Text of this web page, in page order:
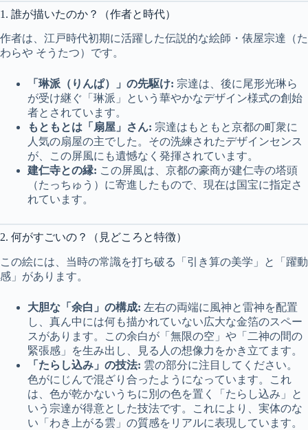
1. 誰が描いたのか？（作者と時代）
作者は、江戸時代初期に活躍した伝説的な絵師・俵屋宗達（た
わらや そうたつ）です。
「琳派（りんぱ）」の先駆け: 宗達は、後に尾形光琳ら
が受け継ぐ「琳派」という華やかなデザイン様式の創始
者とされています。
もともとは「扇屋」さん: 宗達はもともと京都の町衆に
人気の扇屋の主でした。その洗練されたデザインセンス
が、この屏風にも遺憾なく発揮されています。
建仁寺との縁: この屏風は、京都の豪商が建仁寺の塔頭
（たっちゅう）に寄進したもので、現在は国宝に指定さ
れています。
2. 何がすごいの？（見どころと特徴）
この絵には、当時の常識を打ち破る「引き算の美学」と「躍動
感」があります。
大胆な「余白」の構成: 左右の両端に風神と雷神を配置
し、真ん中には何も描かれていない広大な金箔のスペー
スがあります。この余白が「無限の空」や「二神の間の
緊張感」を生み出し、見る人の想像力をかき立てます。
「たらし込み」の技法: 雲の部分に注目してください。
色がにじんで混ざり合ったようになっています。これ
は、色が乾かないうちに別の色を置く「たらし込み」と
いう宗達が得意とした技法です。これにより、実体のな
い「わき上がる雲」の質感をリアルに表現しています。